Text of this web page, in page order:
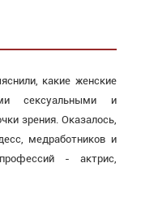
какие женские
сексуальными и
зрения. Оказалось,
медработников и
- актрис,